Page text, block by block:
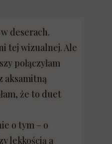
deserach.
tej wizualnej. Ale
połączyłam
aksamitną
że to duet
o tym – o
lekkością a